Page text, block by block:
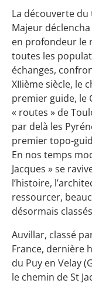
La découverte du
Majeur
en profondeur le
toutes les
échanges,
XIIième siècle, le
premier guide, le
« routes » de
par delà les
premier topo-
En nos temps
Jacques » se
l’histoire,
ressourcer,
désormais
Auvillar, classé
France, dernière
du Puy en Velay
le chemin de St